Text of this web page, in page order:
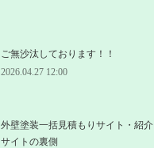
ご無沙汰しております！！
2026.04.27 12:00
外壁塗装一括見積もりサイト・紹介
サイトの裏側